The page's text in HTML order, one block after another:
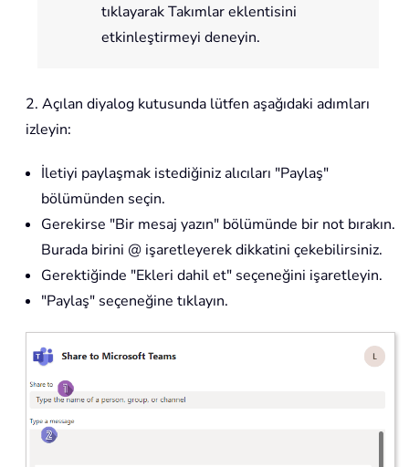
tıklayarak Takımlar eklentisini
etkinleştirmeyi deneyin.
2. Açılan diyalog kutusunda lütfen aşağıdaki adımları
izleyin:
İletiyi paylaşmak istediğiniz alıcıları "Paylaş"
bölümünden seçin.
Gerekirse "Bir mesaj yazın" bölümünde bir not bırakın.
Burada birini @ işaretleyerek dikkatini çekebilirsiniz.
Gerektiğinde "Ekleri dahil et" seçeneğini işaretleyin.
"Paylaş" seçeneğine tıklayın.